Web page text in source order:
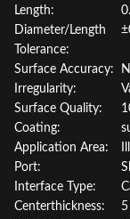
Length:
Diameter/Length
Tolerance:
Surface Accuracy:
Irregularity:
Surface Quality:
Coating:
Application Area:
Port:
Interface Type:
Centerthickness: